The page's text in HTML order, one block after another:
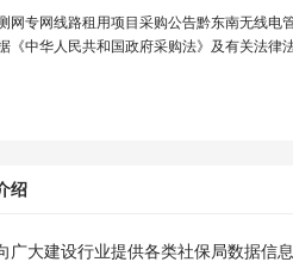
网专网线路租用项目采购公告黔东南无线
《中华人民共和国政府采购法》及有关法律
绍
广大建设行业提供各类社保局数据信